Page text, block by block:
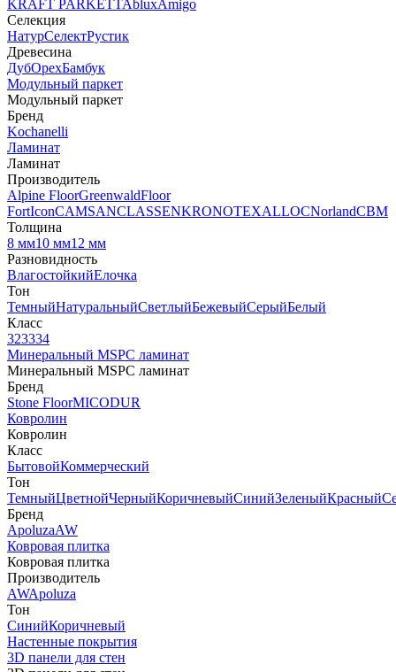
KRAFT PARKETTAbluxAmigo
Селекция
НатурСелектРустик
Древесина
ДубОрехБамбук
Модульный паркет
Модульный паркет
Бренд
Kochanelli
Ламинат
Ламинат
Производитель
Alpine FloorGreenwaldFloor
FortIconCAMSANCLASSENKRONOTEXALLOCNorlandCBM
Толщина
8 мм10 мм12 мм
Разновидность
ВлагостойкийЕлочка
Тон
ТемныйНатуральныйСветлыйБежевыйСерыйБелый
Класс
323334
Минеральный MSPC ламинат
Минеральный MSPC ламинат
Бренд
Stone FloorMICODUR
Ковролин
Ковролин
Класс
БытовойКоммерческий
Тон
ТемныйЦветнойЧерныйКоричневыйСинийЗеленыйКрасный
Бренд
ApoluzaAW
Ковровая плитка
Ковровая плитка
Производитель
AWApoluza
Тон
СинийКоричневый
Настенные покрытия
3D панели для стен